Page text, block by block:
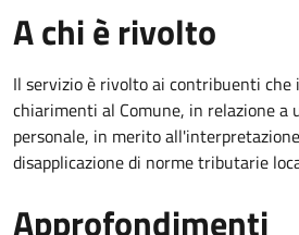
A chi è rivolto
Il servizio è rivolto ai contribuenti che
chiarimenti al Comune, in relazione a
personale, in merito
disapplicazione di norme tributarie
Approfondimenti